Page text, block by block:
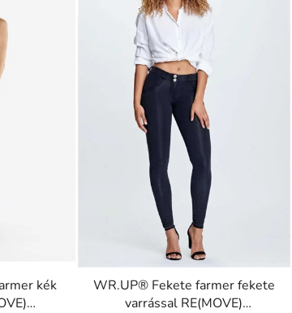
kék
WR.UP® Fekete farmer fekete
varrással RE(MOVE)